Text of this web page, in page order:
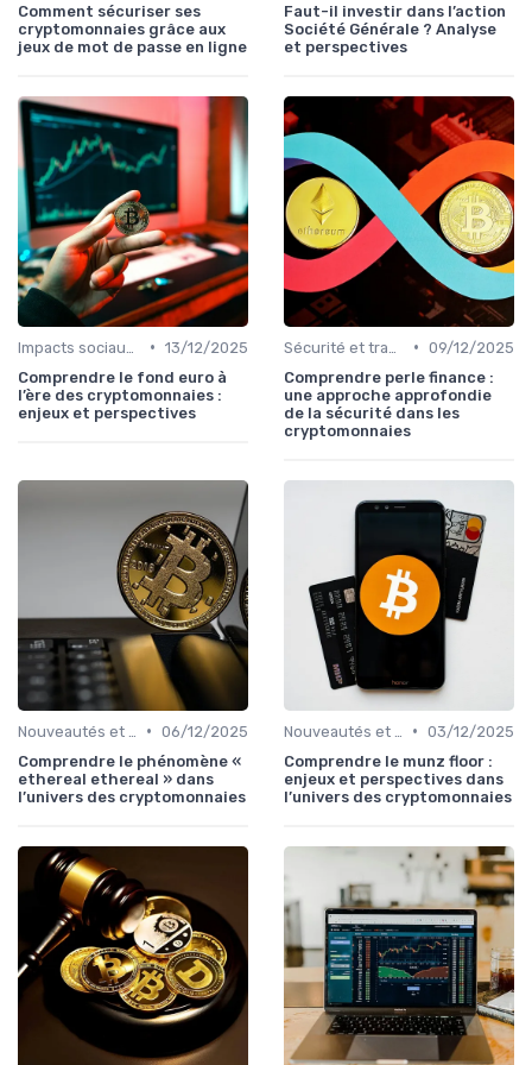
Comment sécuriser ses
cryptomonnaies grâce aux
jeux de mot de passe en ligne
Faut-il investir dans l’action
Société Générale ? Analyse
et perspectives
• 13/12/2025
Comprendre le fond euro à
l’ère des cryptomonnaies :
enjeux et perspectives
• 09/12/2025
Comprendre perle finance :
une approche approfondie
de la sécurité dans les
cryptomonnaies
• 06/12/2025
Comprendre le phénomène «
ethereal ethereal » dans
l’univers des cryptomonnaies
• 03/12/2025
Comprendre le munz floor :
enjeux et perspectives dans
l’univers des cryptomonnaies